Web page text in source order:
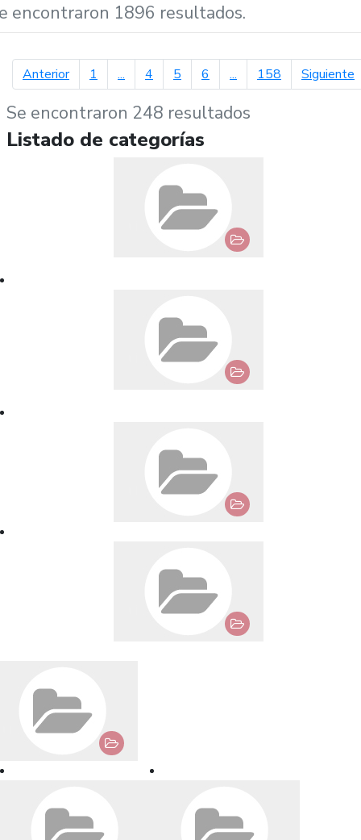
encontraron 1896 resultados.
Anteriorpágina anterior
1 ... 4 5 6 ... 158 Siguiente
Se encontraron 248 resultados
Listado de categorías